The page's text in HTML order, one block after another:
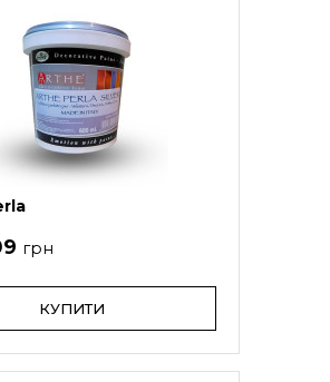
грн
КУПИТИ